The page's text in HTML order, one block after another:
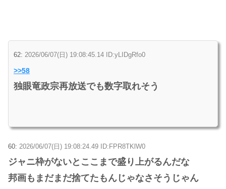
62: 2026/06/07(日) 19:08:45.14 ID:yLIDgRfo0
>>58
独眼竜政宗再放送でも数字取れそう
60: 2026/06/07(日) 19:08:24.49 ID:FPR8TKlW0
ジャニ枠がないとここまで盛り上がるんだな
邦画もまだまだ捨てたもんじゃなさそうじゃん